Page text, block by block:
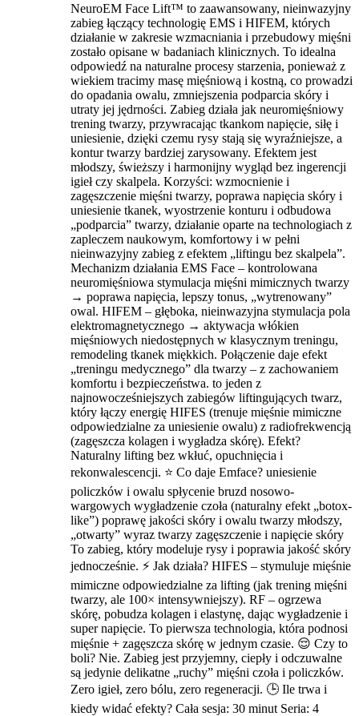
NeuroEM Face Lift™ to zaawansowany, nieinwazyjny
zabieg łączący technologię EMS i HIFEM, których
działanie w zakresie wzmacniania i przebudowy mięśni
zostało opisane w badaniach klinicznych. To idealna
odpowiedź na naturalne procesy starzenia, ponieważ z
wiekiem tracimy masę mięśniową i kostną, co prowadzi
do opadania owalu, zmniejszenia podparcia skóry i
utraty jej jędrności. Zabieg działa jak neuromięśniowy
trening twarzy, przywracając tkankom napięcie, siłę i
uniesienie, dzięki czemu rysy stają się wyraźniejsze, a
kontur twarzy bardziej zarysowany. Efektem jest
młodszy, świeższy i harmonijny wygląd bez ingerencji
igieł czy skalpela. Korzyści: wzmocnienie i
zagęszczenie mięśni twarzy, poprawa napięcia skóry i
uniesienie tkanek, wyostrzenie konturu i odbudowa
„podparcia” twarzy, działanie oparte na technologiach z
zapleczem naukowym, komfortowy i w pełni
nieinwazyjny zabieg z efektem „liftingu bez skalpela”.
Mechanizm działania EMS Face – kontrolowana
neuromięśniowa stymulacja mięśni mimicznych twarzy
→ poprawa napięcia, lepszy tonus, „wytrenowany”
owal. HIFEM – głęboka, nieinwazyjna stymulacja pola
elektromagnetycznego → aktywacja włókien
mięśniowych niedostępnych w klasycznym treningu,
remodeling tkanek miękkich. Połączenie daje efekt
„treningu medycznego” dla twarzy – z zachowaniem
komfortu i bezpieczeństwa. to jeden z
najnowocześniejszych zabiegów liftingujących twarz,
który łączy energię HIFES (trenuje mięśnie mimiczne
odpowiedzialne za uniesienie owalu) z radiofrekwencją
(zagęszcza kolagen i wygładza skórę). Efekt?
Naturalny lifting bez wkłuć, opuchnięcia i
rekonwalescencji. ⭐ Co daje Emface? uniesienie
policzków i owalu spłycenie bruzd nosowo-
wargowych wygładzenie czoła (naturalny efekt „botox-
like”) poprawę jakości skóry i owalu twarzy młodszy,
„otwarty” wyraz twarzy zagęszczenie i napięcie skóry
To zabieg, który modeluje rysy i poprawia jakość skóry
jednocześnie. ⚡ Jak działa? HIFES – stymuluje mięśnie
mimiczne odpowiedzialne za lifting (jak trening mięśni
twarzy, ale 100× intensywniejszy). RF – ogrzewa
skórę, pobudza kolagen i elastynę, dając wygładzenie i
super napięcie. To pierwsza technologia, która podnosi
mięśnie + zagęszcza skórę w jednym czasie. 😌 Czy to
boli? Nie. Zabieg jest przyjemny, ciepły i odczuwalne
są jedynie delikatne „ruchy” mięśni czoła i policzków.
Zero igieł, zero bólu, zero regeneracji. 🕒 Ile trwa i
kiedy widać efekty? Cała sesja: 30 minut Seria: 4